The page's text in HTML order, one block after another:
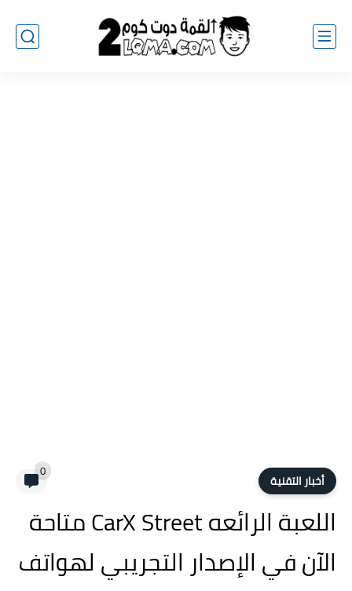
أخبار التقنية 0
اللعبة الرائعه CarX Street متاحة
الآن في الإصدار التجريبي لهواتف